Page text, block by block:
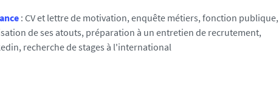
: CV et lettre de motivation, enquête métiers, fonction publique,
de ses atouts, préparation à un entretien de recrutement,
recherche de stages à l'international